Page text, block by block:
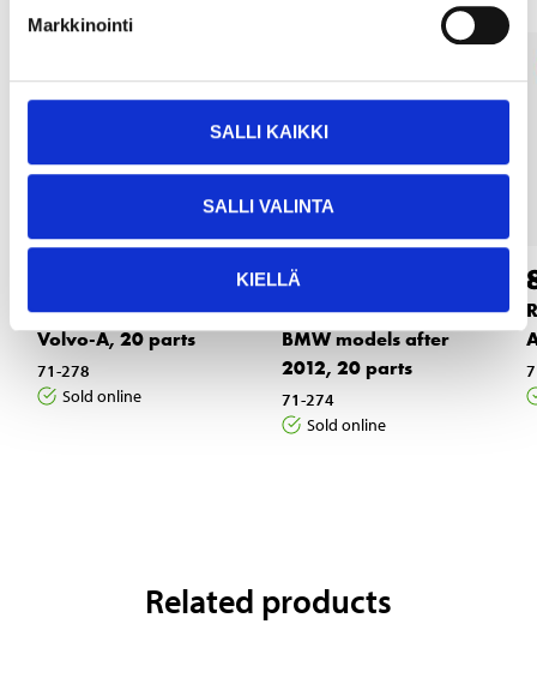
Markkinointi
SALLI KAIKKI
SALLI VALINTA
KIELLÄ
Rim lock key set for
Volvo-A, 20 parts
71-278
Sold online
89
Rim lock key set for
BMW models after
2012, 20 parts
71-274
Sold online
Related products